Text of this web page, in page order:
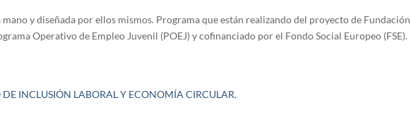
y diseñada por ellos mismos. Programa que están realizando del proyecto de Fundación
Operativo de Empleo Juvenil (POEJ) y cofinanciado por el Fondo Social Europeo (FSE).